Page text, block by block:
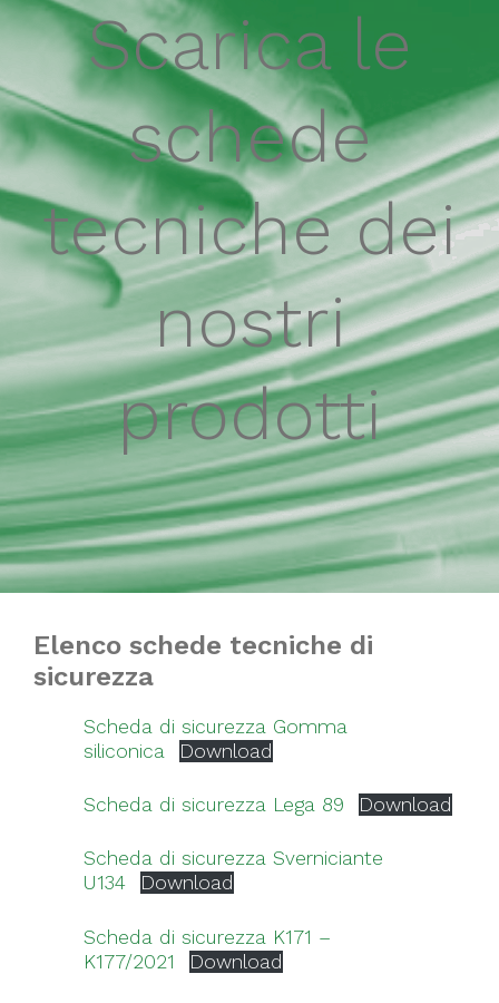
Scarica le
schede
tecniche dei
nostri
prodotti
Elenco schede tecniche di
sicurezza
Scheda di sicurezza Gomma
siliconica
Download
Scheda di sicurezza Lega 89 Download
Scheda di sicurezza Sverniciante
U134
Download
Scheda di sicurezza K171 –
K177/2021
Download